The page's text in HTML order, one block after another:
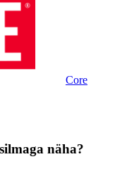
Core
näha?